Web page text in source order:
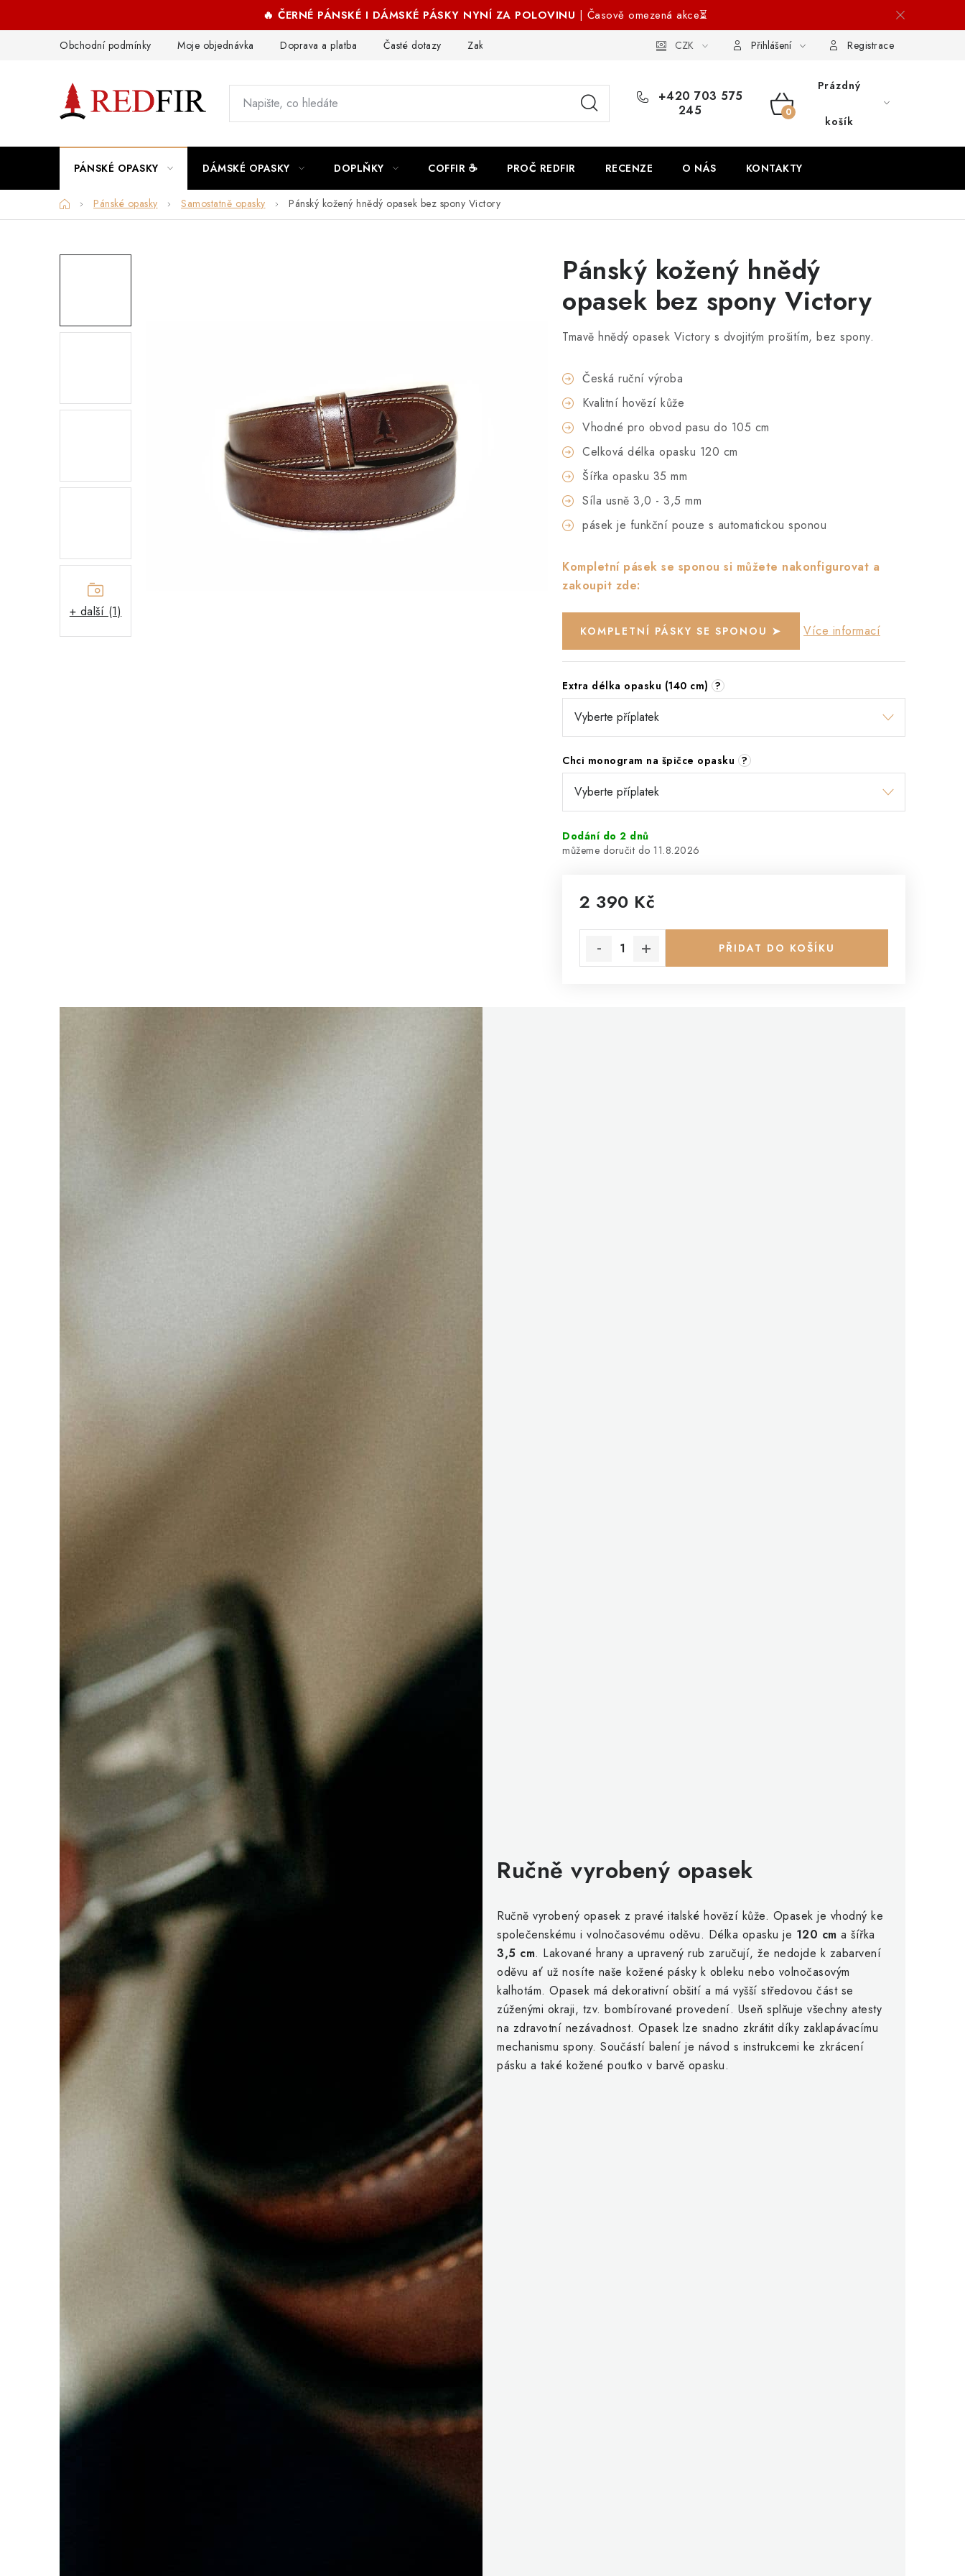
🔥 ČERNÉ PÁNSKÉ I DÁMSKÉ PÁSKY NYNÍ ZA POLOVINU | Časově omezená akce⏳
Obchodní podmínky Moje objednávka Doprava a platba Časté dotazy Zakázková výroba Ochrana osobních údajů Reklamace a vrácení Blog
CZK Přihlášení Registrace
+420 703 575
245
NÁKUPNÍ
Prázdný
košík
PÁNSKÉ OPASKY DÁMSKÉ OPASKY DOPLŇKY COFFIR ☕ PROČ REDFIR RECENZE O NÁS KONTAKTY
DomůPánské opasky Samostatně opasky Pánský kožený hnědý opasek bez spony Victory
+ další (1)
Pánský kožený hnědý
opasek bez spony Victory
Tmavě hnědý opasek Victory s dvojitým prošitím, bez spony.
Česká ruční výroba
Kvalitní hovězí kůže
Vhodné pro obvod pasu do 105 cm
Celková délka opasku 120 cm
Šířka opasku 35 mm
Síla usně 3,0 - 3,5 mm
pásek je funkční pouze s automatickou sponou
Kompletní pásek se sponou si můžete nakonfigurovat a
zakoupit zde:
KOMPLETNÍ PÁSKY SE SPONOU ➤ Více informací
Extra délka opasku (140 cm) ?
Chci monogram na špičce opasku ?
Dodání do 2 dnů
11.8.2026
2 390 Kč
PŘIDAT DO KOŠÍKU
Ručně vyrobený opasek
Ručně vyrobený opasek z pravé italské hovězí kůže. Opasek je vhodný ke
společenskému i volnočasovému oděvu. Délka opasku je 120 cm a šířka
3,5 cm. Lakované hrany a upravený rub zaručují, že nedojde k zabarvení
oděvu ať už nosíte naše kožené pásky k obleku nebo volnočasovým
kalhotám. Opasek má dekorativní obšití a má vyšší středovou část se
zúženými okraji, tzv. bombírované provedení. Useň splňuje všechny atesty
na zdravotní nezávadnost. Opasek lze snadno zkrátit díky zaklapávacímu
mechanismu spony. Součástí balení je návod s instrukcemi ke zkrácení
pásku a také kožené poutko v barvě opasku.